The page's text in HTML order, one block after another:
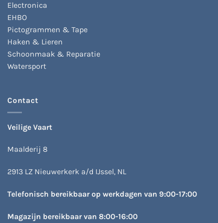
Electronica
EHBO
Pictogrammen & Tape
Haken & Lieren
Schoonmaak & Reparatie
Watersport
Contact
Veilige Vaart
Maalderij 8
2913 LZ Nieuwerkerk a/d IJssel, NL
Telefonisch bereikbaar op werkdagen van 9:00-17:00
Magazijn bereikbaar van 8:00-16:00